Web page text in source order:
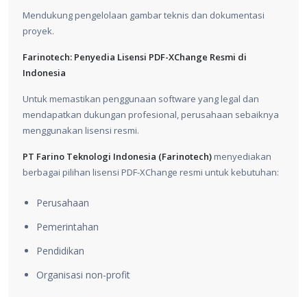
Mendukung pengelolaan gambar teknis dan dokumentasi
proyek.
Farinotech: Penyedia Lisensi PDF-XChange Resmi di
Indonesia
Untuk memastikan penggunaan software yang legal dan
mendapatkan dukungan profesional, perusahaan sebaiknya
menggunakan lisensi resmi.
PT Farino Teknologi Indonesia (Farinotech) menyediakan
berbagai pilihan lisensi PDF-XChange resmi untuk kebutuhan:
Perusahaan
Pemerintahan
Pendidikan
Organisasi non-profit